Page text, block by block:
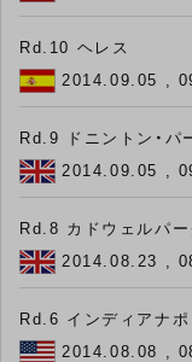
Rd.10 ヘレス
2014.09.05 ,
Rd.9 ドニントン・パ
2014.09.05 ,
Rd.8 カドウェルパー
2014.08.23 ,
Rd.6 インディアナ
2014.08.08 ,